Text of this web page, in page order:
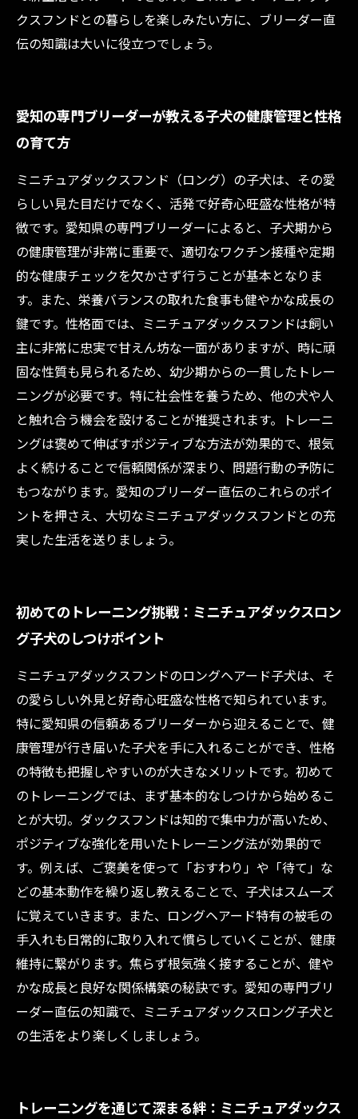
クスフンドとの暮らしを楽しみたい方に、ブリーダー直
伝の知識は大いに役立つでしょう。
愛知の専門ブリーダーが教える子犬の健康管理と性格
の育て方
ミニチュアダックスフンド（ロング）の子犬は、その愛
らしい見た目だけでなく、活発で好奇心旺盛な性格が特
徴です。愛知県の専門ブリーダーによると、子犬期から
の健康管理が非常に重要で、適切なワクチン接種や定期
的な健康チェックを欠かさず行うことが基本となりま
す。また、栄養バランスの取れた食事も健やかな成長の
鍵です。性格面では、ミニチュアダックスフンドは飼い
主に非常に忠実で甘えん坊な一面がありますが、時に頑
固な性質も見られるため、幼少期からの一貫したトレー
ニングが必要です。特に社会性を養うため、他の犬や人
と触れ合う機会を設けることが推奨されます。トレーニ
ングは褒めて伸ばすポジティブな方法が効果的で、根気
よく続けることで信頼関係が深まり、問題行動の予防に
もつながります。愛知のブリーダー直伝のこれらのポイ
ントを押さえ、大切なミニチュアダックスフンドとの充
実した生活を送りましょう。
初めてのトレーニング挑戦：ミニチュアダックスロン
グ子犬のしつけポイント
ミニチュアダックスフンドのロングヘアード子犬は、そ
の愛らしい外見と好奇心旺盛な性格で知られています。
特に愛知県の信頼あるブリーダーから迎えることで、健
康管理が行き届いた子犬を手に入れることができ、性格
の特徴も把握しやすいのが大きなメリットです。初めて
のトレーニングでは、まず基本的なしつけから始めるこ
とが大切。ダックスフンドは知的で集中力が高いため、
ポジティブな強化を用いたトレーニング法が効果的で
す。例えば、ご褒美を使って「おすわり」や「待て」な
どの基本動作を繰り返し教えることで、子犬はスムーズ
に覚えていきます。また、ロングヘアード特有の被毛の
手入れも日常的に取り入れて慣らしていくことが、健康
維持に繋がります。焦らず根気強く接することが、健や
かな成長と良好な関係構築の秘訣です。愛知の専門ブリ
ーダー直伝の知識で、ミニチュアダックスロング子犬と
の生活をより楽しくしましょう。
トレーニングを通じて深まる絆：ミニチュアダックス